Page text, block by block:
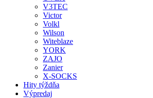
V3TEC
Victor
Volkl
Wilson
Witeblaze
YORK
ZAJO
Zanier
X-SOCKS
Hity týždňa
Výpredaj